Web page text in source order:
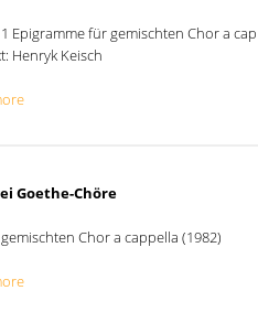
1 Epigramme für gemischten Chor a
Henryk Keisch
Goethe-Chöre
Chor a cappella (1982)